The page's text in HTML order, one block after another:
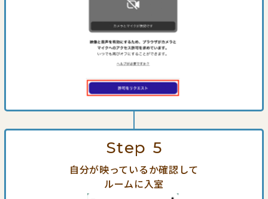
Step 5
自分が映っているか確認して
ルームに入室